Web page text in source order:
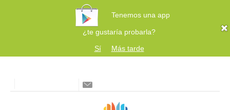
Tenemos una app
¿te gustaría probarla?
Sí
Más tarde